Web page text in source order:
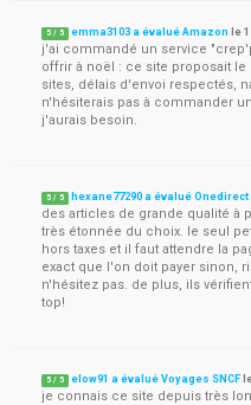
5 / 5 emma3103 a évalué Amazon le
j'ai commandé un service
offrir à noël : ce site proposait
sites, délais d'envoi respectés,
n'hésiterais pas à commander
j'aurais besoin.
5 / 5 hexane77290 a évalué Onedirect
des articles de grande qualité à
très étonnée du choix. le seul
hors taxes et il faut attendre la
exact que l'on doit payer sinon,
n'hésitez pas. de plus, ils
top!
5 / 5 elow91 a évalué Voyages SNCF
je connais ce site depuis très